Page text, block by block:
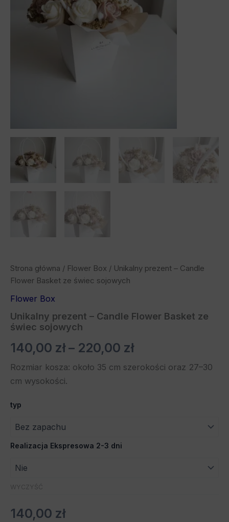
Strona główna / Flower Box / Unikalny prezent – Candle
Flower Basket ze świec sojowych
Flower Box
Unikalny prezent – Candle Flower Basket ze
świec sojowych
140,00 zł – 220,00 zł
Rozmiar kosza: około 35 cm szerokości oraz 27–30
cm wysokości.
typ
Realizacja Ekspresowa 2-3 dni
140,00 zł